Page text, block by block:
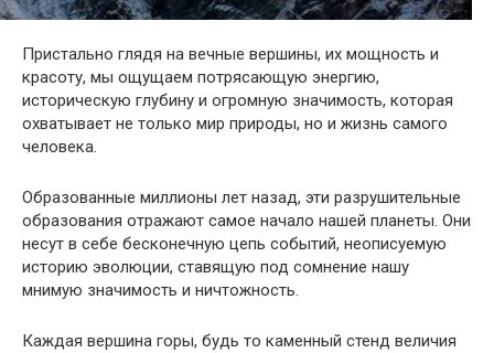
Пристально глядя на вечные вершины, их мощность и
красоту, мы ощущаем потрясающую энергию,
историческую глубину и огромную значимость, которая
охватывает не только мир природы, но и жизнь самого
человека.
Образованные миллионы лет назад, эти разрушительные
образования отражают самое начало нашей планеты. Они
несут в себе бесконечную цепь событий, неописуемую
историю эволюции, ставящую под сомнение нашу
мнимую значимость и ничтожность.
Каждая вершина горы, будь то каменный стенд величия